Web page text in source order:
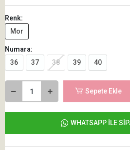
Renk:
Mor
Numara:
36
37 38 39 40
Sepete Ekle
WHATSAPP İLE